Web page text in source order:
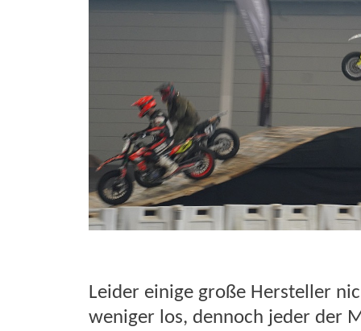
Leider einige große Hersteller
weniger los, dennoch jeder der